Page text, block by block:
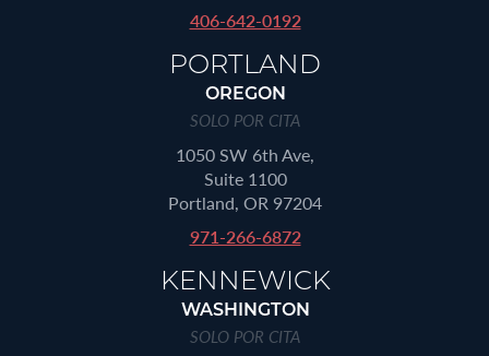
406-642-0192
PORTLAND
OREGON
SOLO POR CITA
1050 SW 6th Ave,
Suite 1100
Portland, OR 97204
971-266-6872
KENNEWICK
WASHINGTON
SOLO POR CITA